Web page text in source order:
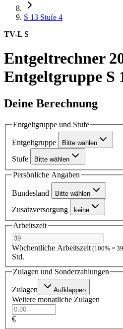
S 13 Stufe 4
TV-L S
Entgeltrechner
Entgeltgruppe S
Deine Berechnung
Entgeltgruppe und Stufe
Entgeltgruppe Bitte wählen
Stufe Bitte wählen
Persönliche Angaben
Bundesland Bitte wählen
Zusatzversorgung keine
Arbeitszeit
Wöchentliche Arbeitszeit (100% =
Std.
Zulagen und Sonderzahlungen
Zulagen Aufklappen
Weitere monatliche Zulagen
€